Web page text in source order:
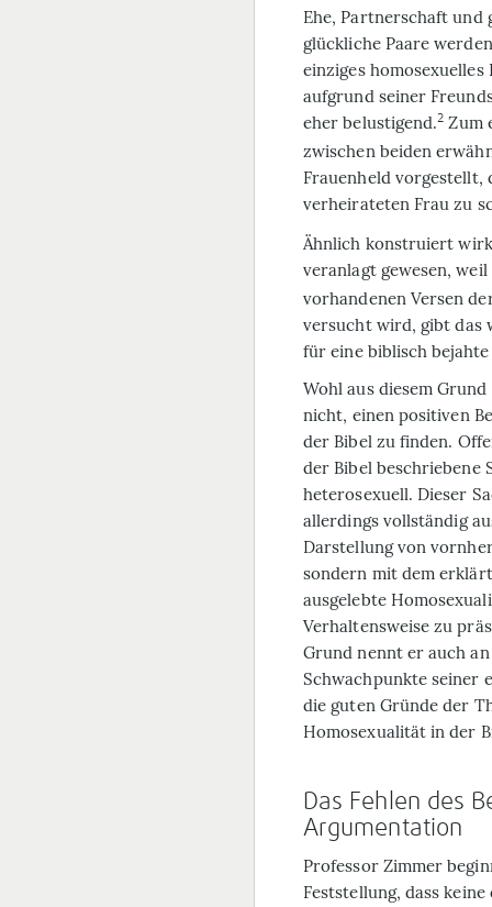
Ehe, Partnerschaft und
glückliche Paare
einziges
aufgrund seiner
eher belustigend.2 Zum
zwischen beiden
Frauenheld vorgestellt,
verheirateten Frau zu
Ähnlich konstruiert
veranlagt gewesen,
vorhandenen Versen
versucht wird, gibt das
für eine biblisch
Wohl aus diesem
nicht, einen positiven
der Bibel zu finden.
der Bibel beschriebene
heterosexuell. Dieser
allerdings vollständig
Darstellung von
sondern mit dem
ausgelebte
Verhaltensweise zu
Grund nennt er auch
Schwachpunkte seiner
die guten Gründe der
Homosexualität in der
Das Fehlen des
Argumentation
Professor Zimmer
Feststellung, dass